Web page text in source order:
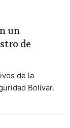
un
de
de la
Bolívar.